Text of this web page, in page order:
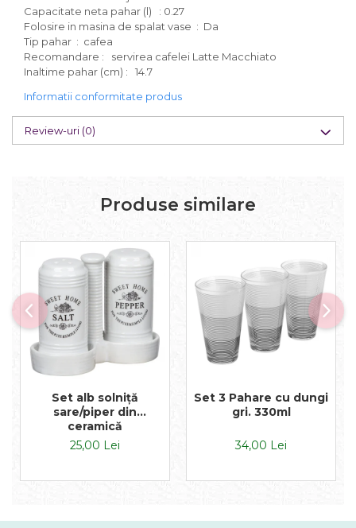
Capacitate neta pahar (l) : 0.27
Folosire in masina de spalat vase : Da
Tip pahar : cafea
Recomandare : servirea cafelei Latte Macchiato
Inaltime pahar (cm) : 14.7
Informatii conformitate produs
Review-uri (0)
Produse similare
Set alb solniță
sare/piper din
ceramică
25,00 Lei
Set 3 Pahare cu dungi
gri. 330ml
34,00 Lei